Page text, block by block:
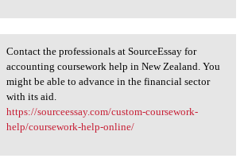
the professionals at
Contact the professionals at SourceEssay for
accounting coursework help in New Zealand. You
might be able to advance in the financial sector
with its aid.
https://sourceessay.com/custom-coursework-
help/coursework-help-online/